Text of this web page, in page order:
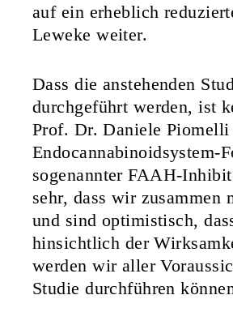
auf ein erheblich
Leweke weiter.
Dass die anstehenden
durchgeführt werden, ist
Prof. Dr. Daniele Piomelli
Endocannabinoidsystem-
sogenannter FAAH-
sehr, dass wir
und sind optimistisch,
hinsichtlich der
werden wir aller
Studie durchführen